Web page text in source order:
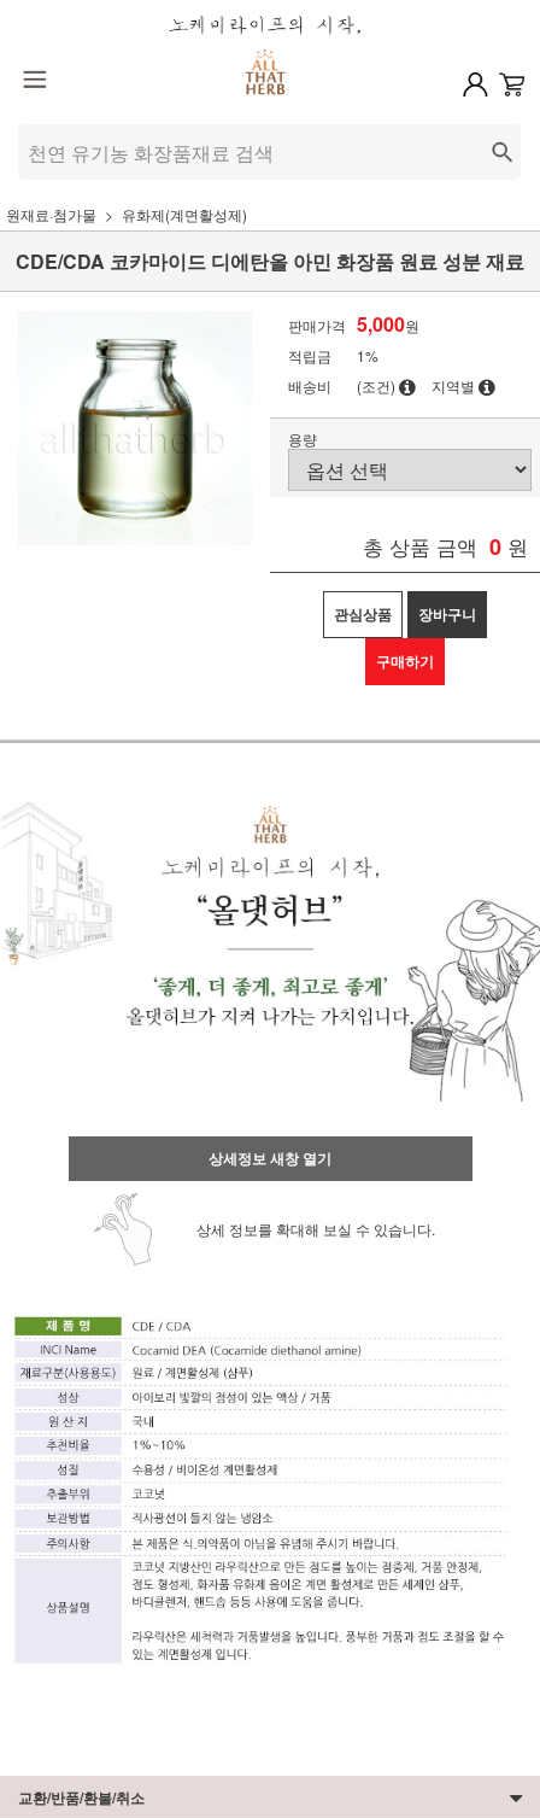
원재료·첨가물 유화제(계면활성제)
CDE/CDA 코카마이드 디에탄올 아민 화장품 원료 성분 재료
판매가격 5,000원
적립금
1%
배송비
(조건) 지역별
용량
총 상품 금액 0 원
관심상품 장바구니
구매하기
상세정보 새창 열기
상세 정보를 확대해 보실 수 있습니다.
교환/반품/환불/취소